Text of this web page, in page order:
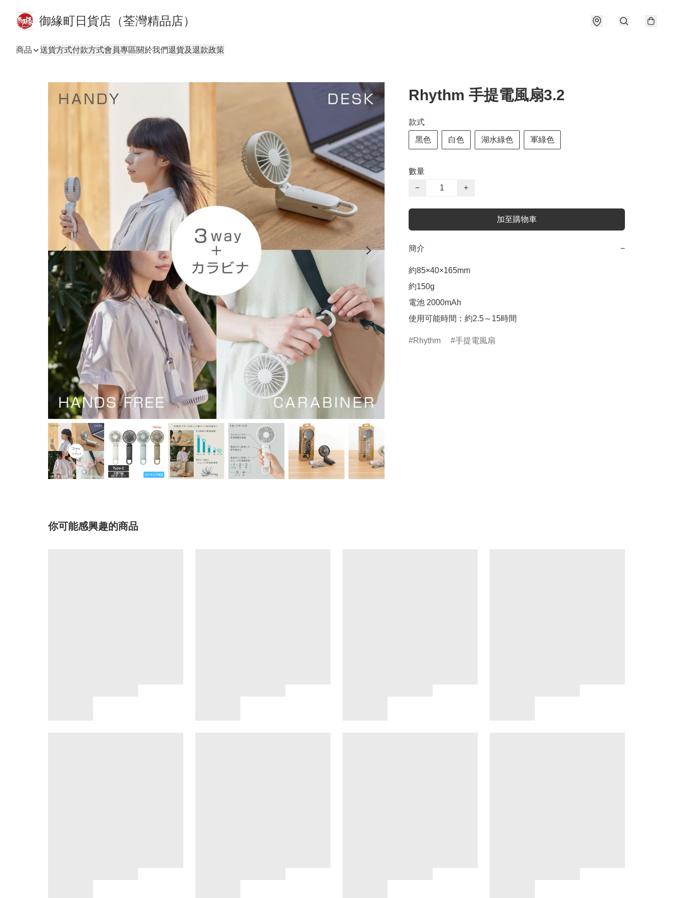
御緣町日貨店（荃灣精品店）
商品 送貨方式付款方式會員專區關於我們退貨及退款政策
Rhythm 手提電風扇3.2
款式
黑色 白色 湖水綠色 軍綠色
數量
−
+
加至購物車
簡介 −
約85×40×165mm
約150g
電池 2000mAh
使用可能時間：約2.5～15時間
Rhythm 手提電風扇
你可能感興趣的商品